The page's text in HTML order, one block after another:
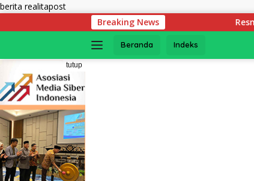
berita realitapostLangsung
konten
Breaking NewsResmi Diluncurkan! Ini
Beranda Indeks
tutup